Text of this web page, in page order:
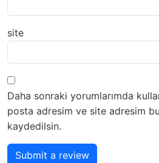
site
Daha sonraki yorumlarımda
posta adresim ve site adresim bu
kaydedilsin.
Submit a review